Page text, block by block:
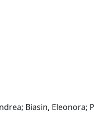
Biasin, Eleonora;